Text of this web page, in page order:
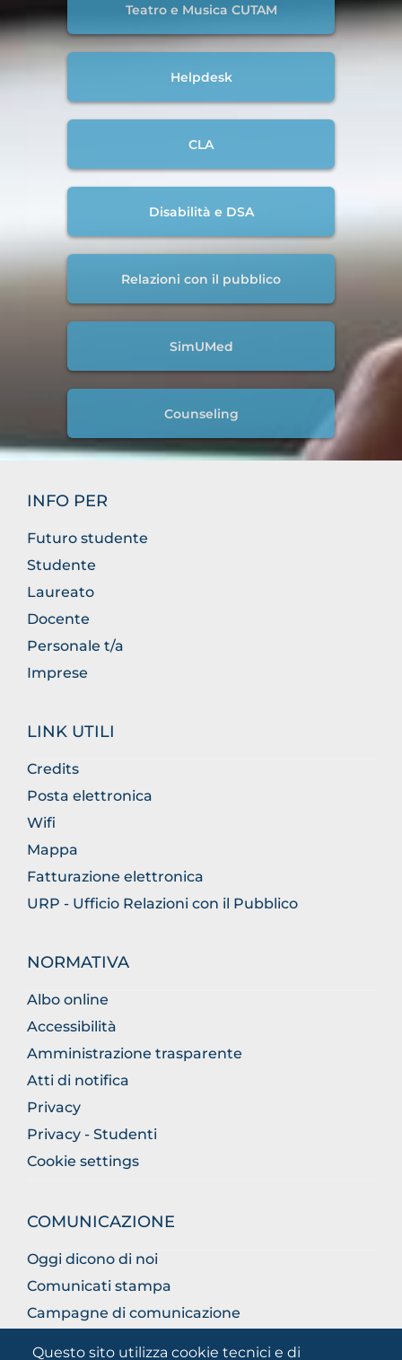
Questo sito utilizza cookie tecnici e di
Teatro e Musica CUTAM
Helpdesk
CLA
Disabilità e DSA
Relazioni con il pubblico
SimUMed
Counseling
INFO PER
Futuro studente
Studente
Laureato
Docente
Personale t/a
Imprese
LINK UTILI
Credits
Posta elettronica
Wifi
Mappa
Fatturazione elettronica
URP - Ufficio Relazioni con il Pubblico
NORMATIVA
Albo online
Accessibilità
Amministrazione trasparente
Atti di notifica
Privacy
Privacy - Studenti
Cookie settings
COMUNICAZIONE
Oggi dicono di noi
Comunicati stampa
Campagne di comunicazione